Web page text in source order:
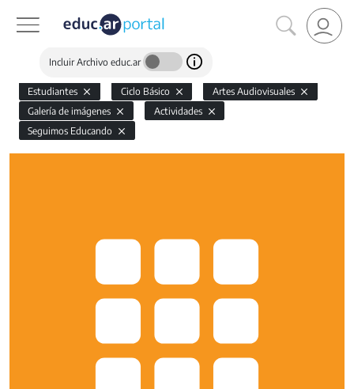
Incluir Archivo educ.ar
Estudiantes Ciclo Básico
Artes Audiovisuales
Galería de imágenes
Actividades
Seguimos Educando